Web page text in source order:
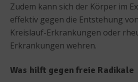
Zudem kann sich der Körper im
effektiv gegen die Entstehung
Kreislauf-Erkrankungen oder
Erkrankungen wehren.
Was hilft gegen freie Radikale